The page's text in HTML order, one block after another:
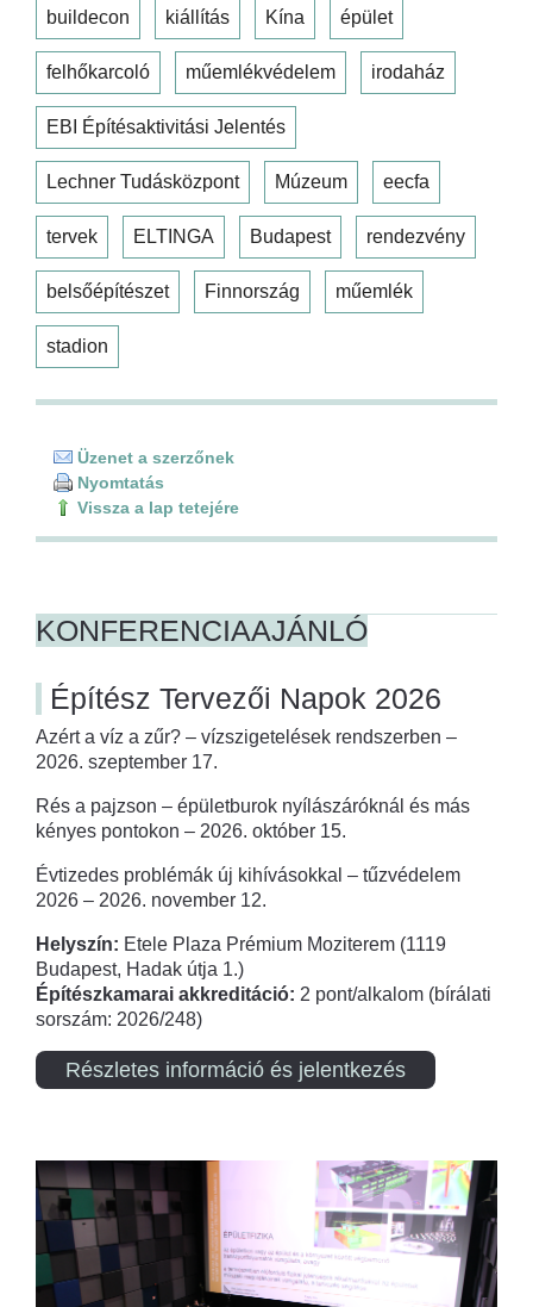
buildecon kiállítás Kína épület
felhőkarcoló műemlékvédelem irodaház
EBI Építésaktivitási Jelentés
Lechner Tudásközpont Múzeum eecfa
tervek ELTINGA Budapest rendezvény
belsőépítészet Finnország műemlék
stadion
Üzenet a szerzőnek
Nyomtatás
Vissza a lap tetejére
KONFERENCIAAJÁNLÓ
Építész Tervezői Napok 2026
Azért a víz a zűr? – vízszigetelések rendszerben –
2026. szeptember 17.
Rés a pajzson – épületburok nyílászáróknál és más
kényes pontokon – 2026. október 15.
Évtizedes problémák új kihívásokkal – tűzvédelem
2026 – 2026. november 12.
Helyszín: Etele Plaza Prémium Moziterem (1119
Budapest, Hadak útja 1.)
Építészkamarai akkreditáció: 2 pont/alkalom (bírálati
sorszám: 2026/248)
Részletes információ és jelentkezés